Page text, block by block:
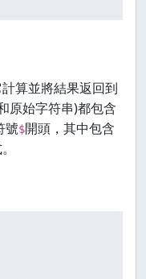
算並將結果返回到
原始字符串)都包含
號$開頭，其中包含